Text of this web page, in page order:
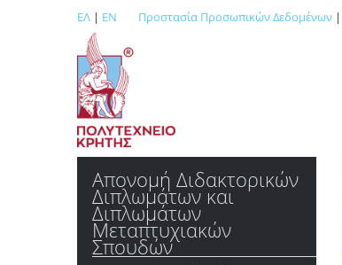
ΕΛ | EN Προστασία Προσωπικών Δεδομένων |
Απονομή Διδακτορικών
Διπλωμάτων και
Διπλωμάτων
Μεταπτυχιακών
Σπουδών